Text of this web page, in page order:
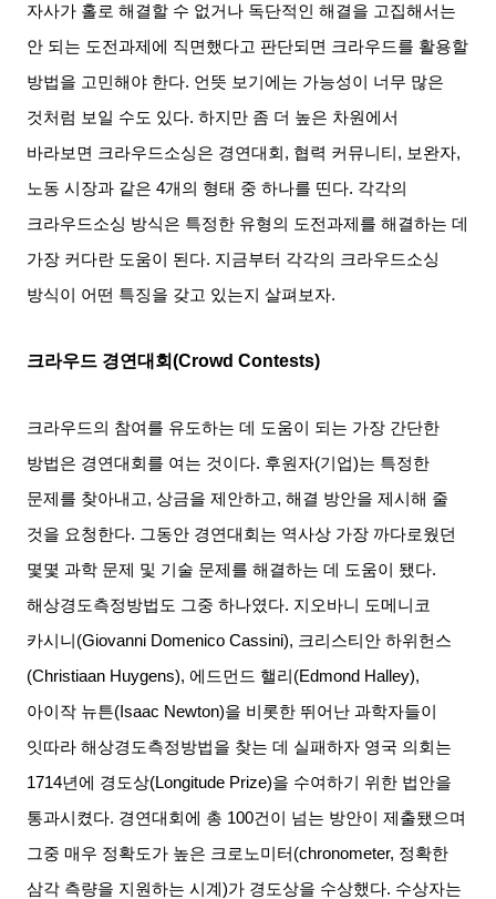
자사가 홀로 해결할 수 없거나 독단적인 해결을 고집해서는
안 되는 도전과제에 직면했다고 판단되면 크라우드를 활용할
방법을 고민해야 한다. 언뜻 보기에는 가능성이 너무 많은
것처럼 보일 수도 있다.하지만 좀 더 높은 차원에서
바라보면 크라우드소싱은 경연대회 , 협력 커뮤니티 , 보완자,
노동 시장과 같은 4개의 형태 중 하나를 띤다. 각각의
크라우드소싱 방식은 특정한 유형의 도전과제를 해결하는 데
가장 커다란 도움이 된다. 지금부터 각각의 크라우드소싱
방식이 어떤 특징을 갖고 있는지 살펴보자.
크라우드 경연대회(Crowd Contests)
크라우드의 참여를 유도하는 데 도움이 되는 가장 간단한
방법은 경연대회를 여는 것이다. 후원자(기업)는 특정한
문제를 찾아내고,상금을 제안하고,해결 방안을 제시해 줄
것을 요청한다. 그동안 경연대회는 역사상 가장 까다로웠던
몇몇 과학 문제 및 기술 문제를 해결하는 데 도움이 됐다.
해상경도측정방법도 그중 하나였다. 지오바니 도메니코
카시니 (Giovanni Domenico Cassini), 크리스티안 하위헌스
(Christiaan Huygens),에드먼드 핼리 (Edmond Halley),
아이작 뉴튼(Isaac Newton)을 비롯한 뛰어난 과학자들이
잇따라 해상경도측정방법을 찾는 데 실패하자 영국 의회는
1714년에 경도상(Longitude Prize)을 수여하기 위한 법안을
통과시켰다. 경연대회에 총 100건이 넘는 방안이 제출됐으며
그중 매우 정확도가 높은 크로노미터 (chronometer, 정확한
삼각 측량을 지원하는 시계)가 경도상을 수상했다. 수상자는